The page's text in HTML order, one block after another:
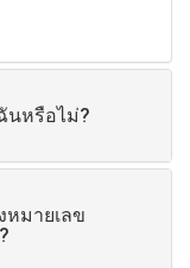
นหรือไม่?
มายเลข